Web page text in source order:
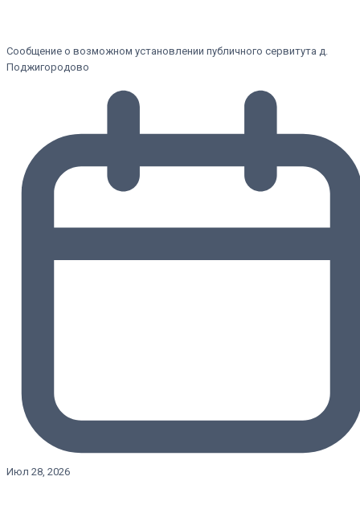
Сообщение о возможном установлении публичного сервитута д.
Поджигородово
Июл 28, 2026